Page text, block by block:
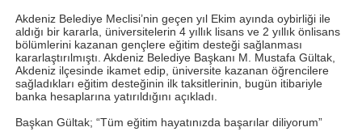
Akdeniz Belediye Meclisi’nin geçen yıl Ekim ayında oybirliği ile
aldığı bir kararla, üniversitelerin 4 yıllık lisans ve 2 yıllık önlisans
bölümlerini kazanan gençlere eğitim desteği sağlanması
kararlaştırılmıştı. Akdeniz Belediye Başkanı M. Mustafa Gültak,
Akdeniz ilçesinde ikamet edip, üniversite kazanan öğrencilere
sağladıkları eğitim desteğinin ilk taksitlerinin, bugün itibariyle
banka hesaplarına yatırıldığını açıkladı.
Başkan Gültak; “Tüm eğitim hayatınızda başarılar diliyorum”